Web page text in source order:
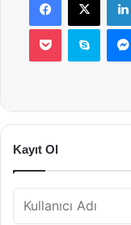
Pocket Skype
Kayıt Ol